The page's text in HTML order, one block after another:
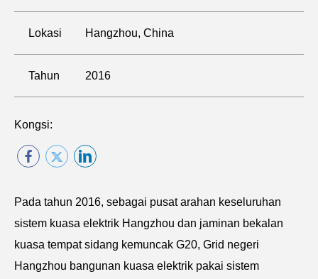
Lokasi Hangzhou, China
Tahun 2016
Kongsi:
Pada tahun 2016, sebagai pusat arahan keseluruhan
sistem kuasa elektrik Hangzhou dan jaminan bekalan
kuasa tempat sidang kemuncak G20, Grid negeri
Hangzhou bangunan kuasa elektrik pakai sistem